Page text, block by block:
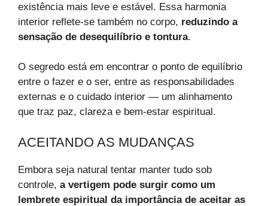
existência mais leve e estável. Essa harmonia
interior reflete-se também no corpo, reduzindo a
sensação de desequilíbrio e tontura.
O segredo está em encontrar o ponto de equilíbrio
entre o fazer e o ser, entre as responsabilidades
externas e o cuidado interior — um alinhamento
que traz paz, clareza e bem-estar espiritual.
ACEITANDO AS MUDANÇAS
Embora seja natural tentar manter tudo sob
controle, a vertigem pode surgir como um
lembrete espiritual da importância de aceitar as